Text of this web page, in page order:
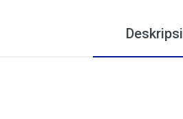
Deskripsi